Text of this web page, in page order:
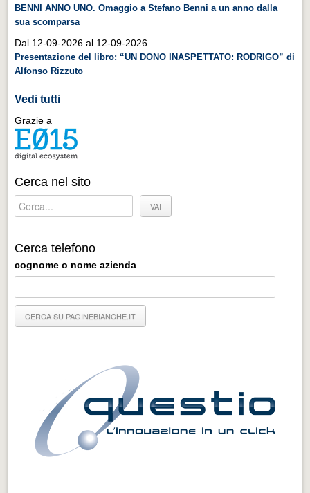
Muoversi a Vigevano
Cultura e turismo 4.0
PROGETTI
Progetti Aperti
Progetti Aperti
Progetti Realizzati
Progetti Realizzati
EVENTI
Eventi Vigevano
Eventi Vigevano
Eventi Pavia
BENNI ANNO UNO. Omaggio a Stefano Benni a un anno dalla
sua scomparsa
Dal 12-09-2026 al 12-09-2026
Presentazione del libro: “UN DONO INASPETTATO: RODRIGO” di
Alfonso Rizzuto
Vedi tutti
Grazie a
Cerca nel sito
Cerca telefono
cognome o nome azienda